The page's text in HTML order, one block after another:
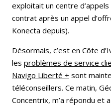
exploitait un centre
contrat après un appel
Konecta depuis).
Désormais, c’est en Côte
les problèmes de service
Navigo Liberté + sont
téléconseillers. Ce matin,
Concentrix, m’a répondu et